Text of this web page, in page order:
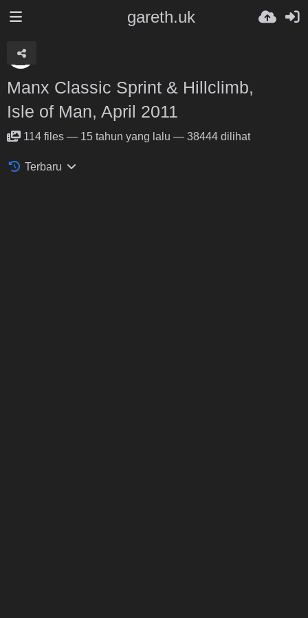
gareth.uk
Manx Classic Sprint & Hillclimb,
Isle of Man, April 2011
114 files — 15 tahun yang lalu — 38444 dilihat
Terbaru